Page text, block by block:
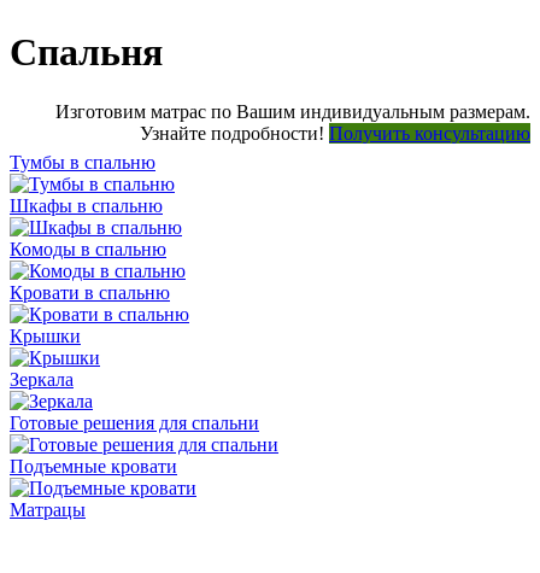
Спальня
Изготовим матрас по Вашим индивидуальным размерам.
Узнайте подробности! Получить консультацию
Тумбы в спальню
Шкафы в спальню
Комоды в спальню
Кровати в спальню
Крышки
Зеркала
Готовые решения для спальни
Подъемные кровати
Матрацы